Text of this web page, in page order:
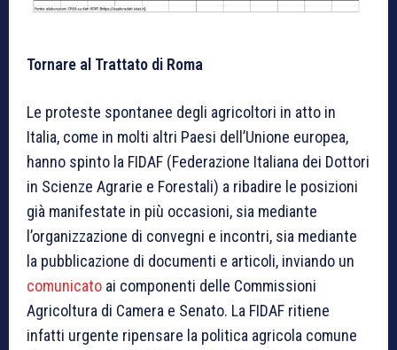
Tornare al Trattato di Roma
Le proteste spontanee degli agricoltori in atto in
Italia, come in molti altri Paesi dell’Unione europea,
hanno spinto la FIDAF (Federazione Italiana dei Dottori
in Scienze Agrarie e Forestali) a ribadire le posizioni
già manifestate in più occasioni, sia mediante
l’organizzazione di convegni e incontri, sia mediante
la pubblicazione di documenti e articoli, inviando un
comunicato ai componenti delle Commissioni
Agricoltura di Camera e Senato. La FIDAF ritiene
infatti urgente ripensare la politica agricola comune